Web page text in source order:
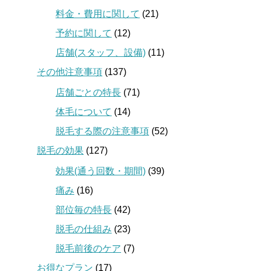
料金・費用に関して (21)
予約に関して (12)
店舗(スタッフ、設備) (11)
その他注意事項 (137)
店舗ごとの特長 (71)
体毛について (14)
脱毛する際の注意事項 (52)
脱毛の効果 (127)
効果(通う回数・期間) (39)
痛み (16)
部位毎の特長 (42)
脱毛の仕組み (23)
脱毛前後のケア (7)
お得なプラン (17)